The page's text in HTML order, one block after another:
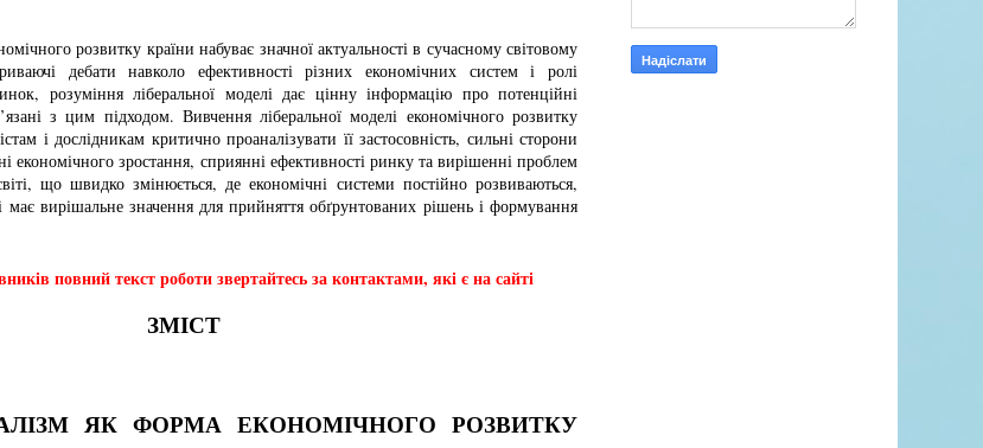
розвитку країни набуває значної актуальності в сучасному світовому
дебати навколо ефективності різних економічних систем і ролі
розуміння ліберальної моделі дає цінну інформацію про потенційні
з цим підходом. Вивчення ліберальної моделі економічного розвитку
і дослідникам критично проаналізувати її застосовність, сильні сторони
економічного зростання, сприянні ефективності ринку та вирішенні проблем
що швидко змінюється, де економічні системи постійно розвиваються,
має вирішальне значення для прийняття обґрунтованих рішень і формування
повний текст роботи звертайтесь за контактами, які є на сайті
ЗМІСТ
ЯК ФОРМА ЕКОНОМІЧНОГО РОЗВИТКУ